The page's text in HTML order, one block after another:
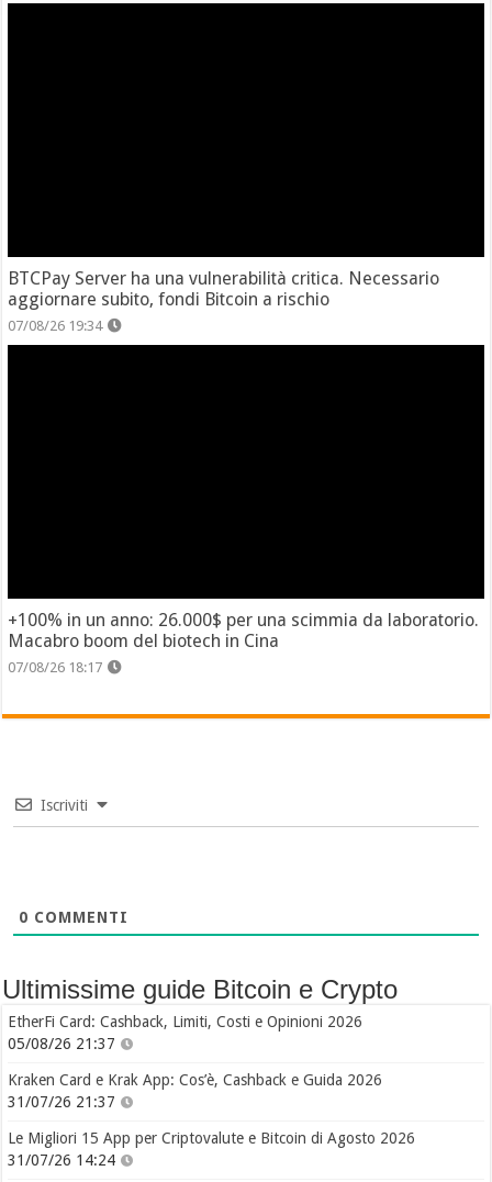
BTCPay Server ha una vulnerabilità critica. Necessario
aggiornare subito, fondi Bitcoin a rischio
07/08/26 19:34
+100% in un anno: 26.000$ per una scimmia da laboratorio.
Macabro boom del biotech in Cina
07/08/26 18:17
Iscriviti
0 COMMENTI
Ultimissime guide Bitcoin e Crypto
EtherFi Card: Cashback, Limiti, Costi e Opinioni 2026
05/08/26 21:37
Kraken Card e Krak App: Cos’è, Cashback e Guida 2026
31/07/26 21:37
Le Migliori 15 App per Criptovalute e Bitcoin di Agosto 2026
31/07/26 14:24